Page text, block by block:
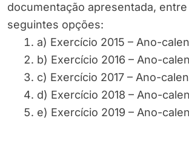
documentação apresentada, entre
seguintes opções:
a) Exercício 2015 – Ano-
b) Exercício 2016 – Ano-
c) Exercício 2017 – Ano-
d) Exercício 2018 – Ano-
e) Exercício 2019 – Ano-